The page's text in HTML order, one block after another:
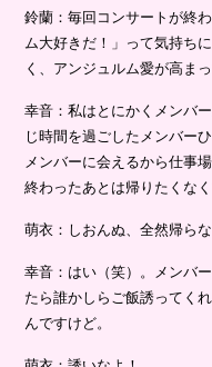
鈴蘭：毎回コンサートが終
ム大好きだ！」って気持ち
く、アンジュルム愛が高ま
幸音：私はとにかくメンバ
じ時間を過ごしたメンバー
メンバーに会えるから仕事
終わったあとは帰りたくなく
萌衣：しおんぬ、全然帰らな
幸音：はい（笑）。メンバ
たら誰かしらご飯誘ってく
んですけど。